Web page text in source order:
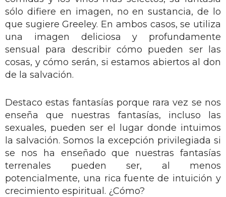
sólo difiere en imagen, no en sustancia, de lo
que sugiere Greeley. En ambos casos, se utiliza
una imagen deliciosa y profundamente
sensual para describir cómo pueden ser las
cosas, y cómo serán, si estamos abiertos al don
de la salvación.
Destaco estas fantasías porque rara vez se nos
enseña que nuestras fantasías, incluso las
sexuales, pueden ser el lugar donde intuimos
la salvación. Somos la excepción privilegiada si
se nos ha enseñado que nuestras fantasías
terrenales pueden ser, al menos
potencialmente, una rica fuente de intuición y
crecimiento espiritual. ¿Cómo?